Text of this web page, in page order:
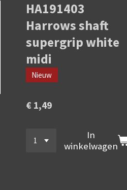
HA191403
Harrows shaft
supergrip white
midi
Nieuw
€ 1,49
In
winkelwagen